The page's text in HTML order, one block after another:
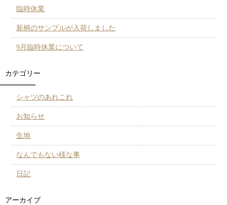
臨時休業
新柄のサンプルが入荷しました
9月臨時休業について
カテゴリー
シャツのあれこれ
お知らせ
生地
なんでもない様な事
日記
アーカイブ